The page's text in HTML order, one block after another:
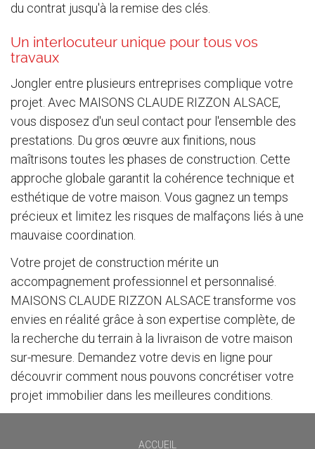
du contrat jusqu'à la remise des clés.
Un interlocuteur unique pour tous vos
travaux
Jongler entre plusieurs entreprises complique votre
projet. Avec MAISONS CLAUDE RIZZON ALSACE,
vous disposez d'un seul contact pour l'ensemble des
prestations. Du gros œuvre aux finitions, nous
maîtrisons toutes les phases de construction. Cette
approche globale garantit la cohérence technique et
esthétique de votre maison. Vous gagnez un temps
précieux et limitez les risques de malfaçons liés à une
mauvaise coordination.
Votre projet de construction mérite un
accompagnement professionnel et personnalisé.
MAISONS CLAUDE RIZZON ALSACE transforme vos
envies en réalité grâce à son expertise complète, de
la recherche du terrain à la livraison de votre maison
sur-mesure. Demandez votre devis en ligne pour
découvrir comment nous pouvons concrétiser votre
projet immobilier dans les meilleures conditions.
ACCUEIL